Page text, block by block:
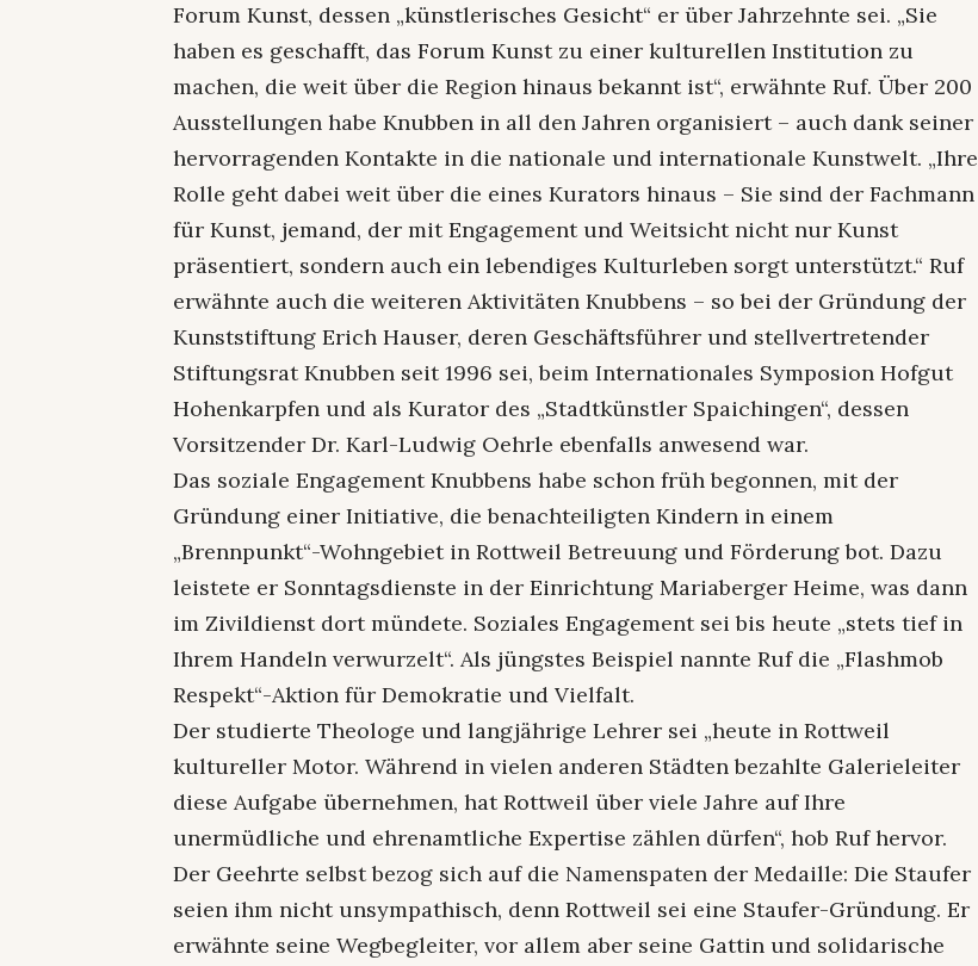
Forum Kunst, dessen „künstlerisches Gesicht“ er über Jahrzehnte sei. „Sie
haben es geschafft, das Forum Kunst zu einer kulturellen Institution zu
machen, die weit über die Region hinaus bekannt ist“, erwähnte Ruf. Über 200
Ausstellungen habe Knubben in all den Jahren organisiert – auch dank seiner
hervorragenden Kontakte in die nationale und internationale Kunstwelt. „Ihre
Rolle geht dabei weit über die eines Kurators hinaus – Sie sind der Fachmann
für Kunst, jemand, der mit Engagement und Weitsicht nicht nur Kunst
präsentiert, sondern auch ein lebendiges Kulturleben sorgt unterstützt.“ Ruf
erwähnte auch die weiteren Aktivitäten Knubbens – so bei der Gründung der
Kunststiftung Erich Hauser, deren Geschäftsführer und stellvertretender
Stiftungsrat Knubben seit 1996 sei, beim Internationales Symposion Hofgut
Hohenkarpfen und als Kurator des „Stadtkünstler Spaichingen“, dessen
Vorsitzender Dr. Karl-Ludwig Oehrle ebenfalls anwesend war.
Das soziale Engagement Knubbens habe schon früh begonnen, mit der
Gründung einer Initiative, die benachteiligten Kindern in einem
„Brennpunkt“-Wohngebiet in Rottweil Betreuung und Förderung bot. Dazu
leistete er Sonntagsdienste in der Einrichtung Mariaberger Heime, was dann
im Zivildienst dort mündete. Soziales Engagement sei bis heute „stets tief in
Ihrem Handeln verwurzelt“. Als jüngstes Beispiel nannte Ruf die „Flashmob
Respekt“-Aktion für Demokratie und Vielfalt.
Der studierte Theologe und langjährige Lehrer sei „heute in Rottweil
kultureller Motor. Während in vielen anderen Städten bezahlte Galerieleiter
diese Aufgabe übernehmen, hat Rottweil über viele Jahre auf Ihre
unermüdliche und ehrenamtliche Expertise zählen dürfen“, hob Ruf hervor.
Der Geehrte selbst bezog sich auf die Namenspaten der Medaille: Die Staufer
seien ihm nicht unsympathisch, denn Rottweil sei eine Staufer-Gründung. Er
erwähnte seine Wegbegleiter, vor allem aber seine Gattin und solidarische